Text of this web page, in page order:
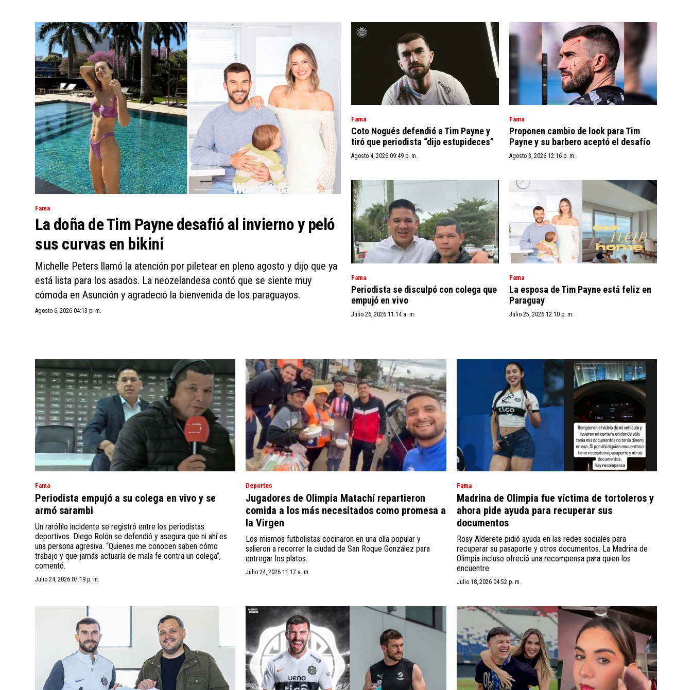
Fama
La doña de Tim Payne desafió al invierno y peló
sus curvas en bikini
Michelle Peters llamó la atención por piletear en pleno agosto y dijo que ya
está lista para los asados. La neozelandesa contó que se siente muy
cómoda en Asunción y agradeció la bienvenida de los paraguayos.
Agosto 6, 2026 04:13 p. m.
Fama
Coto Nogués defendió a Tim Payne y
tiró que periodista “dijo estupideces”
Agosto 4, 2026 09:49 p. m.
Fama
Proponen cambio de look para Tim
Payne y su barbero aceptó el desafío
Agosto 3, 2026 12:16 p. m.
Fama
Periodista se disculpó con colega que
empujó en vivo
Julio 26, 2026 11:14 a. m.
Fama
La esposa de Tim Payne está feliz en
Paraguay
Julio 25, 2026 12:10 p. m.
Fama
Periodista empujó a su colega en vivo y se
armó sarambi
Un rarófilo incidente se registró entre los periodistas
deportivos. Diego Rolón se defendió y asegura que ni ahí es
una persona agresiva. “Quienes me conocen saben cómo
trabajo y que jamás actuaría de mala fe contra un colega”,
comentó.
Julio 24, 2026 07:19 p. m.
Deportes
Jugadores de Olimpia Matachí repartieron
comida a los más necesitados como promesa a
la Virgen
Los mismos futbolistas cocinaron en una olla popular y
salieron a recorrer la ciudad de San Roque González para
entregar los platos.
Julio 24, 2026 11:17 a. m.
Fama
Madrina de Olimpia fue víctima de tortoleros y
ahora pide ayuda para recuperar sus
documentos
Rosy Alderete pidió ayuda en las redes sociales para
recuperar su pasaporte y otros documentos. La Madrina de
Olimpia incluso ofreció una recompensa para quien los
encuentre.
Julio 18, 2026 04:52 p. m.